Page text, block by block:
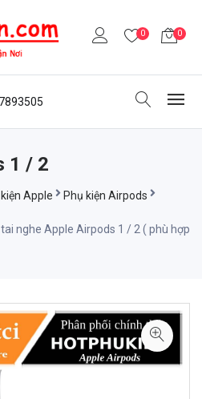
0 0
1 / 2
Apple
Phụ kiện Airpods
nghe Apple Airpods 1 / 2 ( phù hợp